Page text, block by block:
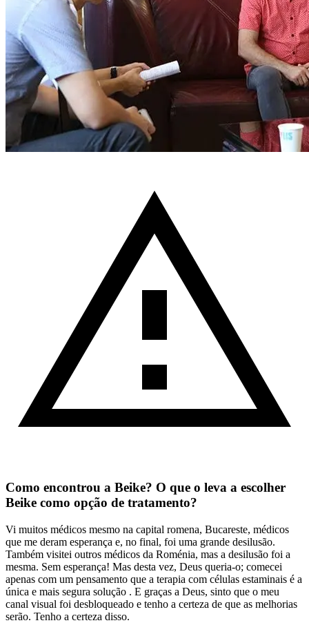
Como encontrou a Beike? O que o leva a escolher
Beike como opção de tratamento?
Vi muitos médicos mesmo na capital romena, Bucareste, médicos
que me deram esperança e, no final, foi uma grande desilusão.
Também visitei outros médicos da Roménia, mas a desilusão foi a
mesma. Sem esperança! Mas desta vez, Deus queria-o; comecei
apenas com um pensamento que a terapia com células estaminais é a
única e mais segura solução . E graças a Deus, sinto que o meu
canal visual foi desbloqueado e tenho a certeza de que as melhorias
serão. Tenho a certeza disso.